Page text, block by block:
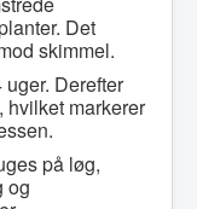
Det
skimmel.
Derefter
markerer
på løg,
og